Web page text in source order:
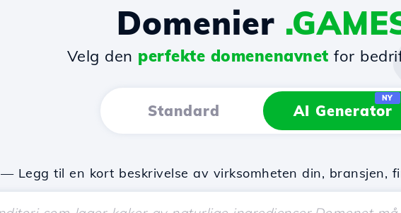
Domenier
Velg den perfekte domenenavnet for
Standard AI Generator
NY
— Legg til en kort beskrivelse av virksomheten din, bransjen,